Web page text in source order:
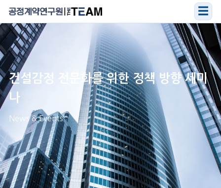
☰
건설감정 전문화를 위한 정책 방향 세미
나
News & Events